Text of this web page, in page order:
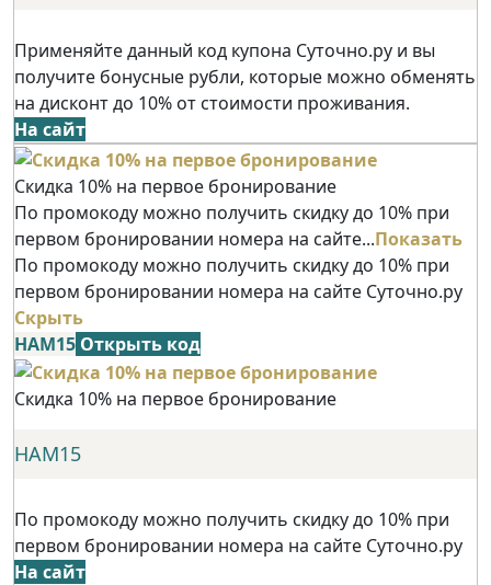
Применяйте данный код купона Суточно.ру и вы
получите бонусные рубли, которые можно обменять
на дисконт до 10% от стоимости проживания.
На сайт
Скидка 10% на первое бронирование
По промокоду можно получить скидку до 10% при
первом бронировании номера на сайте...Показать
По промокоду можно получить скидку до 10% при
первом бронировании номера на сайте Суточно.ру
Скрыть
НАМ15 Открыть код
Скидка 10% на первое бронирование
НАМ15
По промокоду можно получить скидку до 10% при
первом бронировании номера на сайте Суточно.ру
На сайт